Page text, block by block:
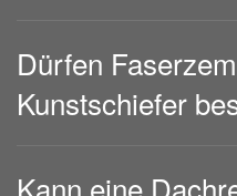
Dürfen
Kunstschiefer